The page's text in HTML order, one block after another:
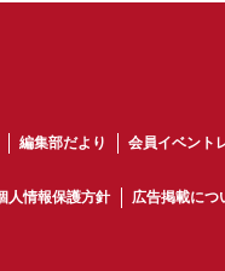
編集部だより 会員イベント
人情報保護方針 広告掲載につ